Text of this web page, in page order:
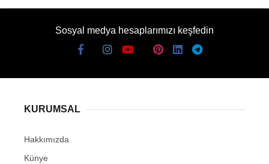
Sosyal medya hesaplarımızı keşfedin
KURUMSAL
Hakkımızda
Künye